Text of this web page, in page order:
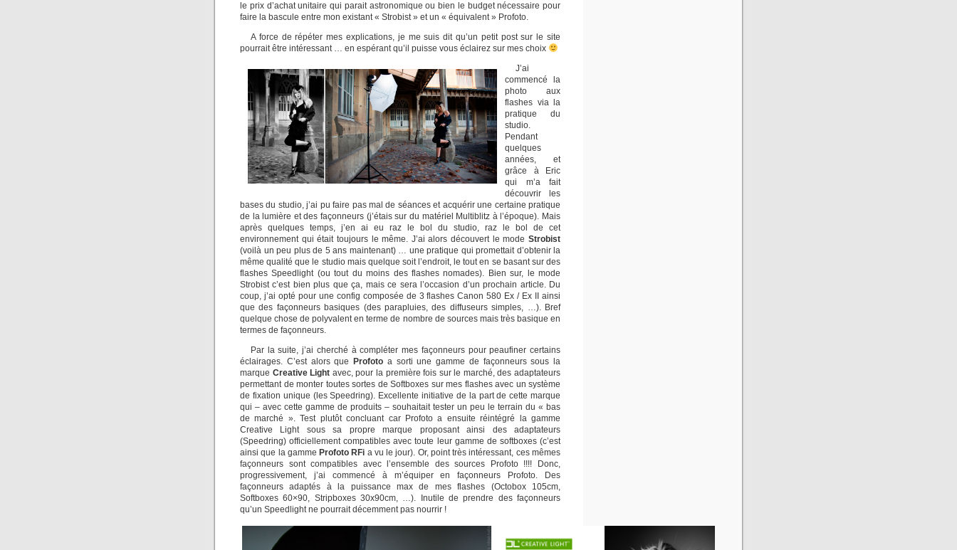
le prix d’achat unitaire qui parait astronomique ou bien le budget nécessaire pour
faire la bascule entre mon existant « Strobist » et un « équivalent » Profoto.
A force de répéter mes explications, je me suis dit qu’un petit post sur le site
pourrait être intéressant … en espérant qu’il puisse vous éclairez sur mes choix
J’ai
commencé la
photo aux
flashes via la
pratique du
studio.
Pendant
quelques
années, et
grâce à Eric
qui m’a fait
découvrir les
bases du studio, j’ai pu faire pas mal de séances et acquérir une certaine pratique
de la lumière et des façonneurs (j’étais sur du matériel Multiblitz à l’époque). Mais
après quelques temps, j’en ai eu raz le bol du studio, raz le bol de cet
environnement qui était toujours le même. J’ai alors découvert le mode Strobist
(voilà un peu plus de 5 ans maintenant) … une pratique qui promettait d’obtenir la
même qualité que le studio mais quelque soit l’endroit, le tout en se basant sur des
flashes Speedlight (ou tout du moins des flashes nomades). Bien sur, le mode
Strobist c’est bien plus que ça, mais ce sera l’occasion d’un prochain article. Du
coup, j’ai opté pour une config composée de 3 flashes Canon 580 Ex / Ex II ainsi
que des façonneurs basiques (des parapluies, des diffuseurs simples, …). Bref
quelque chose de polyvalent en terme de nombre de sources mais très basique en
termes de façonneurs.
Par la suite, j’ai cherché à compléter mes façonneurs pour peaufiner certains
éclairages. C’est alors que
Profoto a sorti une gamme de façonneurs sous la
marque Creative Light avec, pour la première fois sur le marché, des adaptateurs
permettant de monter toutes sortes de Softboxes sur mes flashes avec un système
de fixation unique (les Speedring). Excellente initiative de la part de cette marque
qui – avec cette gamme de produits – souhaitait tester un peu le terrain du « bas
de marché ». Test plutôt concluant car Profoto a ensuite réintégré la gamme
Creative Light sous sa propre marque proposant ainsi des adaptateurs
(Speedring) officiellement compatibles avec toute leur gamme de softboxes (c’est
ainsi que la gamme Profoto RFi a vu le jour). Or, point très intéressant, ces mêmes
façonneurs sont compatibles avec l’ensemble des sources Profoto !!!! Donc,
progressivement, j’ai commencé à m’équiper en façonneurs Profoto. Des
façonneurs adaptés à la puissance max de mes flashes (Octobox 105cm,
Softboxes 60×90, Stripboxes 30x90cm, …). Inutile de prendre des façonneurs
qu’un Speedlight ne pourrait décemment pas nourrir !